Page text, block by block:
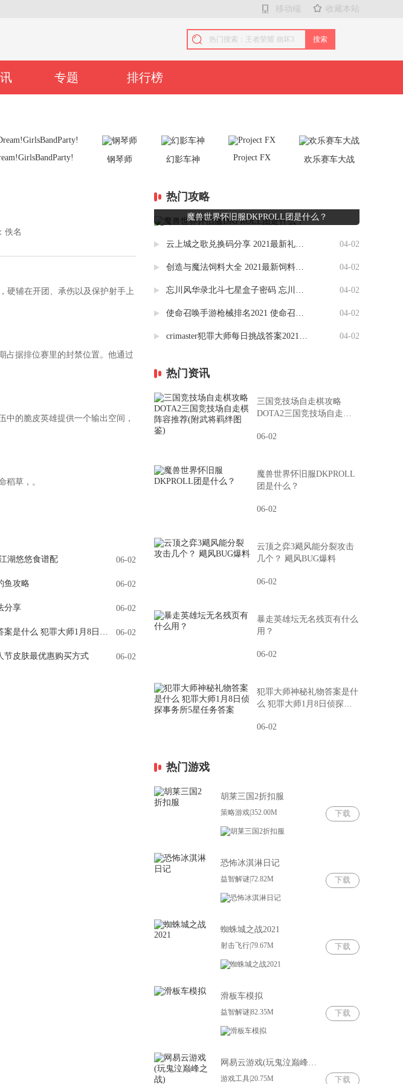
移动端 收藏本站
搜索
专题 排行榜
钢琴师 幻影车神 Project FX 欢乐赛车大战
佚名
硬辅在开团、承伤以及保护射手上
占据排位赛里的封禁位置。他通过
的脆皮英雄提供一个输出空间，
稻草，。
湖悠悠食谱配 06-02
鱼攻略 06-02
分享 06-02
犯罪大师神秘礼物答案是什么 犯罪大师1月8日侦探事务所5星任务答案 06-02
节皮肤最优惠购买方式 06-02
热门攻略
魔兽世界怀旧服DKPROLL团是什么？
云上城之歌兑换码分享 2021最新礼包码大全 04-02
创造与魔法饲料大全 2021最新饲料合成一览表分享 04-02
忘川风华录北斗七星盒子密码 忘川风华录北斗盒子攻略（图） 04-02
使命召唤手游枪械排名2021 使命召唤枪械配件搭配推荐 04-02
crimaster犯罪大师每日挑战答案2021(更新至4.2) 竞技赛场每日挑战答案汇总 04-02
热门资讯
三国竞技场自走棋攻略
DOTA2三国竞技场自走棋
06-02
魔兽世界怀旧服DKPROLL
团是什么？
06-02
云顶之弈3飓风能分裂攻击
几个？ 飓风BUG爆料
06-02
暴走英雄坛无名残页有什么
用？
06-02
犯罪大师神秘礼物答案是什
么 犯罪大师1月8日侦探事
06-02
热门游戏
胡莱三国2折扣服
策略游戏|352.00M 下载
恐怖冰淇淋日记
益智解谜|72.82M 下载
蜘蛛城之战2021
射击飞行|79.67M 下载
滑板车模拟
益智解谜|82.35M 下载
游戏工具|20.75M 下载